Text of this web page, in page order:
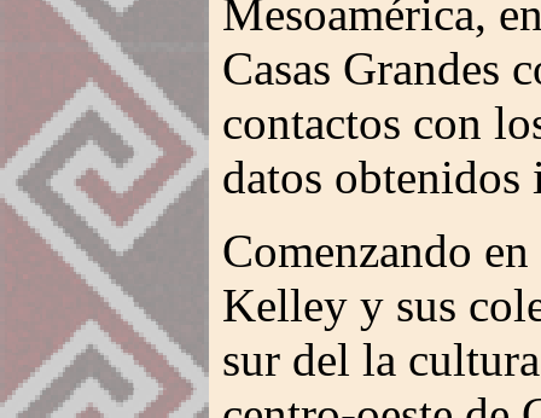
Mesoamérica,
Casas Grandes
contactos con
datos
Comenzando
Kelley y sus
sur del la